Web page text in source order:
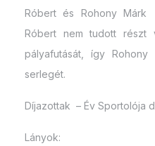
Róbert és Rohony
Róbert nem tudott részt
pályafutását, így
serlegét.
Díjazottak – Év Sportolója
Lányok: